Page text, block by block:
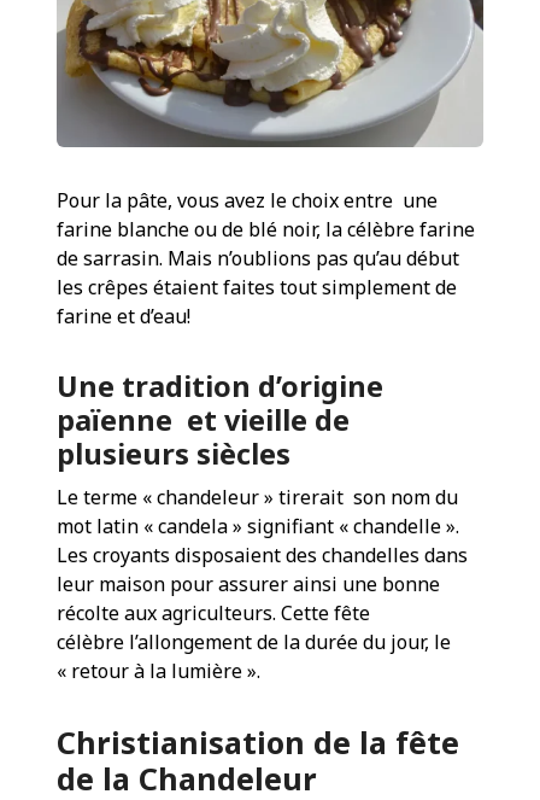
Pour la pâte, vous avez le choix entre une
farine blanche ou de blé noir, la célèbre farine
de sarrasin. Mais n’oublions pas qu’au début
les crêpes étaient faites tout simplement de
farine et d’eau!
Une tradition d’origine
païenne et vieille de
plusieurs siècles
Le terme « chandeleur » tirerait son nom du
mot latin « candela » signifiant « chandelle ».
Les croyants disposaient des chandelles dans
leur maison pour assurer ainsi une bonne
récolte aux agriculteurs. Cette fête
célèbre l’allongement de la durée du jour, le
« retour à la lumière ».
Christianisation de la fête
de la Chandeleur